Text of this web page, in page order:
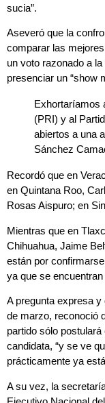
sucia”.
Aseveró que la
comparar las
un voto razonado a
presenciar un “show
Exhortaríamos
(PRI) y al
abiertos a una
Sánchez
Recordó que en
en Quintana Roo,
Rosas Aispuro; en
Mientras que en
Chihuahua, Jaime
están por
ya que se
A pregunta expresa
de marzo, reconoció
partido sólo
candidata, “y se ve
prácticamente ya
A su vez, la